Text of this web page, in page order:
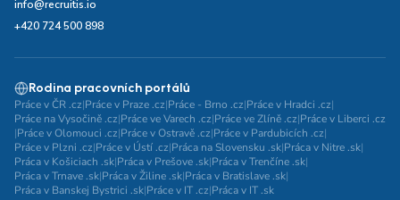
info@recruitis.io
+420 724 500 898
Rodina pracovních portálů
Práce v ČR .cz|Práce v Praze .cz|Práce - Brno .cz|Práce v Hradci .cz|
Práce na Vysočině .cz|Práce ve Varech .cz|Práce ve Zlíně .cz|Práce v Liberci .cz
|Práce v Olomouci .cz|Práce v Ostravě .cz|Práce v Pardubicích .cz|
Práce v Plzni .cz|Práce v Ústí .cz|Práca na Slovensku .sk|Práca v Nitre .sk|
Práca v Košiciach .sk|Práca v Prešove .sk|Práca v Trenčíne .sk|
Práca v Trnave .sk|Práca v Žiline .sk|Práca v Bratislave .sk|
Práca v Banskej Bystrici .sk|Práce v IT .cz|Práca v IT .sk